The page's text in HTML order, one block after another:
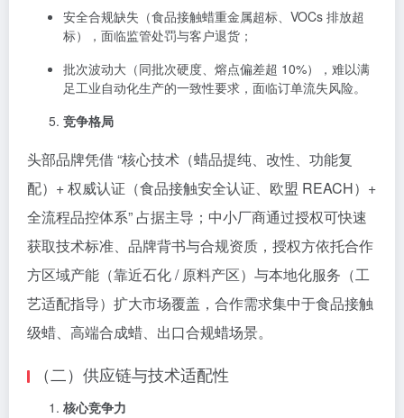
安全合规缺失（食品接触蜡重金属超标、VOCs 排放超
标），面临监管处罚与客户退货；
批次波动大（同批次硬度、熔点偏差超 10%），难以满
足工业自动化生产的一致性要求，面临订单流失风险。
竞争格局
头部品牌凭借 “核心技术（蜡品提纯、改性、功能复
配）+ 权威认证（食品接触安全认证、欧盟 REACH）+
全流程品控体系” 占据主导；中小厂商通过授权可快速
获取技术标准、品牌背书与合规资质，授权方依托合作
方区域产能（靠近石化 / 原料产区）与本地化服务（工
艺适配指导）扩大市场覆盖，合作需求集中于食品接触
级蜡、高端合成蜡、出口合规蜡场景。
（二）供应链与技术适配性
核心竞争力